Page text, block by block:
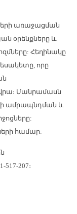
առաջացման
օրենքները և
Հեղինակը
, որը
։ Մանրամասն
ամրապնդման և
համար:
207։